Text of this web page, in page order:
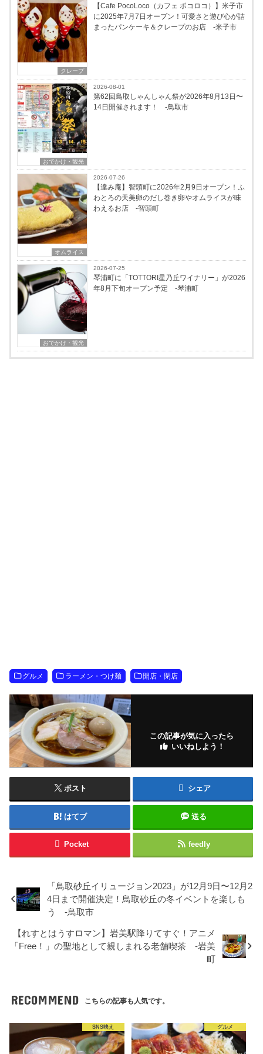
クレープ
【Cafe PocoLoco（カフェ ポコロコ）】米子市
に2025年7月7日オープン！可愛さと遊び心が詰
まったパンケーキ＆クレープのお店 -米子市
おでかけ・観光
2026-08-01
第62回鳥取しゃんしゃん祭が2026年8月13日〜
14日開催されます！ -鳥取市
オムライス
2026-07-26
【達み庵】智頭町に2026年2月9日オープン！ふ
わとろの天美卵のだし巻き卵やオムライスが味
わえるお店 -智頭町
おでかけ・観光
2026-07-25
琴浦町に「TOTTORI星乃丘ワイナリー」が2026
年8月下旬オープン予定 -琴浦町
グルメ ラーメン・つけ麺 開店・閉店
この記事が気に入ったら
いいねしよう！
ポスト シェア
はてブ 送る
Pocket feedly
「鳥取砂丘イリュージョン2023」が12月9日〜12月2
4日まで開催決定！鳥取砂丘の冬イベントを楽しも
う -鳥取市
【れすとはうすロマン】岩美駅降りてすぐ！アニメ
「Free！」の聖地として親しまれる老舗喫茶 -岩美
町
RECOMMEND こちらの記事も人気です。
SNS映え グルメ